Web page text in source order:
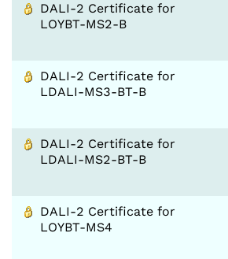
DALI-2 Certificate for
LOYBT-MS2-B
DALI-2 Certificate for
LDALI-MS3-BT-B
DALI-2 Certificate for
LDALI-MS2-BT-B
DALI-2 Certificate for
LOYBT-MS4